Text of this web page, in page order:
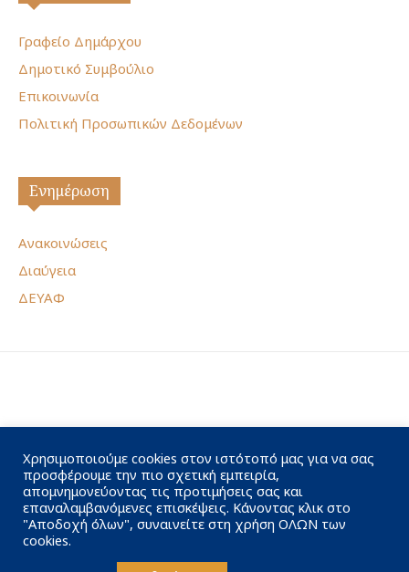
Γραφείο Δημάρχου
Δημοτικό Συμβούλιο
Επικοινωνία
Πολιτική Προσωπικών Δεδομένων
Ενημέρωση
Ανακοινώσεις
Διαύγεια
ΔΕΥΑΦ
Χρησιμοποιούμε cookies στον ιστότοπό μας για να σας
προσφέρουμε την πιο σχετική εμπειρία,
απομνημονεύοντας τις προτιμήσεις σας και
επαναλαμβανόμενες επισκέψεις. Κάνοντας κλικ στο
"Αποδοχή όλων", συναινείτε στη χρήση ΟΛΩΝ των
cookies.